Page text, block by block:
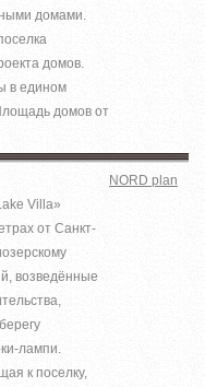
домами.
домов.
в едином
домов от
Villa»
от Санкт-
возведённые
лампи.
к поселку,
NORD plan